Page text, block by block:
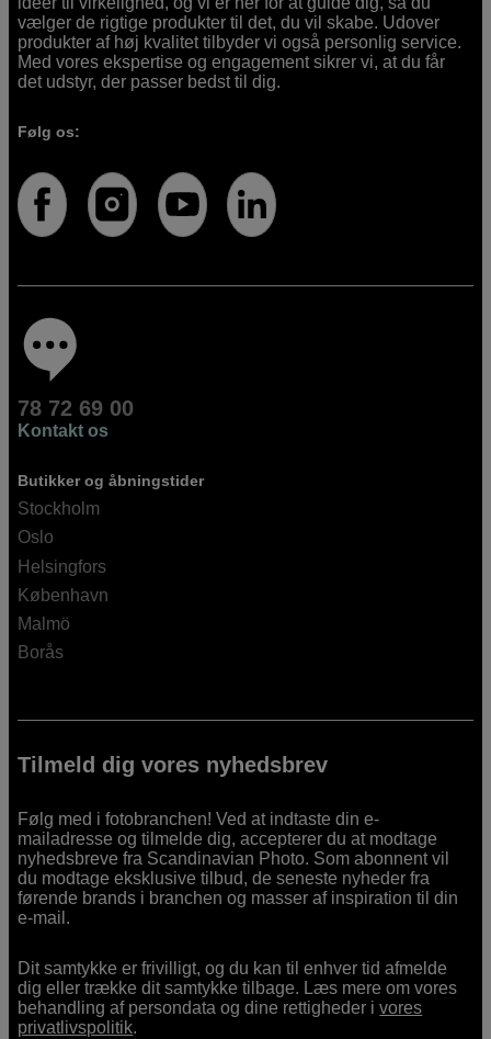
vælger de rigtige produkter til det, du vil skabe. Udover
produkter af høj kvalitet tilbyder vi også personlig service.
Med vores ekspertise og engagement sikrer vi, at du får
det udstyr, der passer bedst til dig.
Følg os:
78 72 69 00
Kontakt os
Butikker og åbningstider
Stockholm
Oslo
Helsingfors
København
Malmö
Borås
Tilmeld dig vores nyhedsbrev
Følg med i fotobranchen! Ved at indtaste din e-
mailadresse og tilmelde dig, accepterer du at modtage
nyhedsbreve fra Scandinavian Photo. Som abonnent vil
du modtage eksklusive tilbud, de seneste nyheder fra
førende brands i branchen og masser af inspiration til din
e-mail.
Dit samtykke er frivilligt, og du kan til enhver tid afmelde
dig eller trække dit samtykke tilbage. Læs mere om vores
behandling af persondata og dine rettigheder ivores
privatlivspolitik.